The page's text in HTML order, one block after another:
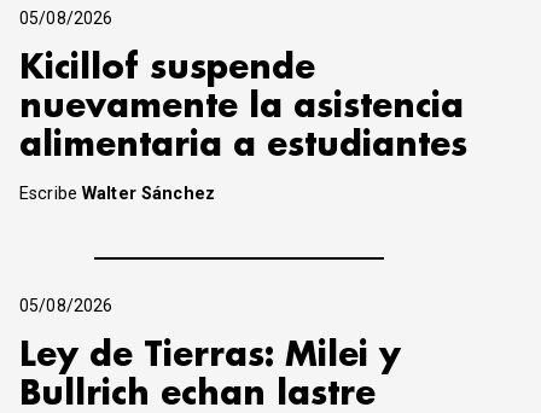
05/08/2026
Kicillof suspende
nuevamente la asistencia
alimentaria a estudiantes
EscribeWalter Sánchez
05/08/2026
Ley de Tierras: Milei y
Bullrich echan lastre